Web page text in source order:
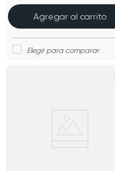
Agregar al carrito